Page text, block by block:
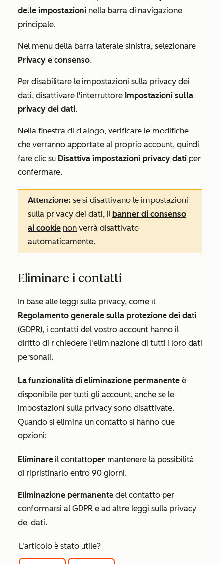
delle impostazioni nella barra di navigazione
principale.
Nel menu della barra laterale sinistra, selezionare
Privacy e consenso.
Per disabilitare le impostazioni sulla privacy dei
dati, disattivare l'interruttore Impostazioni sulla
privacy dei dati.
Nella finestra di dialogo, verificare le modifiche
che verranno apportate al proprio account, quindi
fare clic su Disattiva impostazioni privacy dati per
confermare.
Attenzione: se si disattivano le impostazioni
sulla privacy dei dati, il banner di consenso
ai cookie non verrà disattivato
automaticamente.
Eliminare i contatti
In base alle leggi sulla privacy, come il
Regolamento generale sulla protezione dei dati
(GDPR), i contatti del vostro account hanno il
diritto di richiedere l'eliminazione di tutti i loro dati
personali.
La funzionalità di eliminazione permanente è
disponibile per tutti gli account, anche se le
impostazioni sulla privacy sono disattivate.
Quando si elimina un contatto si hanno due
opzioni:
Eliminare il contattoper mantenere la possibilità
di ripristinarlo entro 90 giorni.
Eliminazione permanente del contatto per
conformarsi al GDPR e ad altre leggi sulla privacy
dei dati.
L'articolo è stato utile?